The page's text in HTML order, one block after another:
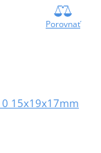
Porovnať
15x19x17mm